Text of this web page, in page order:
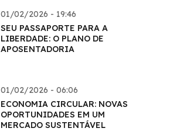
01/02/2026 - 19:46
SEU PASSAPORTE PARA A
LIBERDADE: O PLANO DE
APOSENTADORIA
01/02/2026 - 06:06
ECONOMIA CIRCULAR: NOVAS
OPORTUNIDADES EM UM
MERCADO SUSTENTÁVEL